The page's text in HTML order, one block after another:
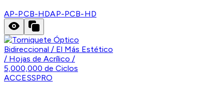
AP-PCB-HDAP-PCB-HD
ACCESSPRO